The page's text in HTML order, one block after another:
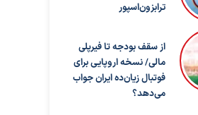
ترابزون‌اسپور
از سقف بودجه تا فیرپلی
مالی/ نسخه اروپایی برای
فوتبال زیان‌ده ایران جواب
می‌دهد؟